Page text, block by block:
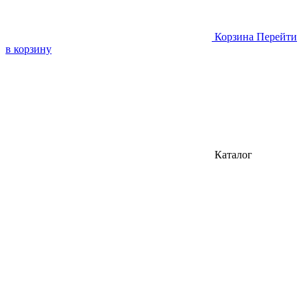
Корзина Перейти
в корзину
Каталог